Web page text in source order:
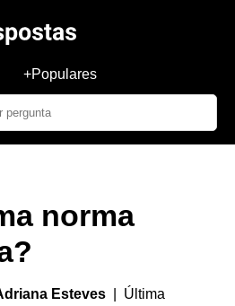
+Populares
norma
Esteves | Última